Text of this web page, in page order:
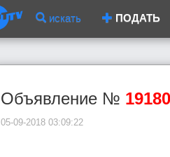
искать ПОДАТЬ
Объявление № 19180
05-09-2018 03:09:22